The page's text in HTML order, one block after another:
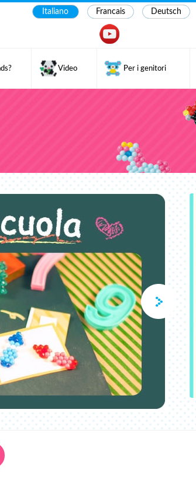
Video Per i genitori
Italiano Francais Deutsch